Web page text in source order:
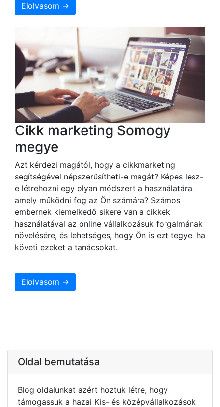
Elolvasom →
Cikk marketing Somogy
megye
Azt kérdezi magától, hogy a cikkmarketing
segítségével népszerűsítheti-e magát? Képes lesz-
e létrehozni egy olyan módszert a használatára,
amely működni fog az Ön számára? Számos
embernek kiemelkedő sikere van a cikkek
használatával az online vállalkozásuk forgalmának
növelésére, és lehetséges, hogy Ön is ezt tegye, ha
követi ezeket a tanácsokat.
Elolvasom →
Oldal bemutatása
Blog oldalunkat azért hoztuk létre, hogy
támogassuk a hazai Kis- és középvállalkozások